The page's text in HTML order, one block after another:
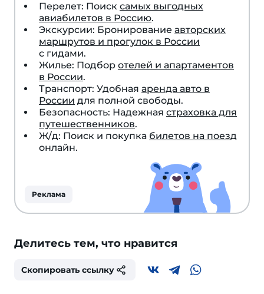
Перелет: Поиск самых выгодных
авиабилетов в Россию.
Экскурсии: Бронирование авторских
маршрутов и прогулок в России
с гидами.
Жилье: Подбор отелей и апартаментов
в России.
Транспорт: Удобная аренда авто в
России для полной свободы.
Безопасность: Надежная страховка для
путешественников.
Ж/д: Поиск и покупка билетов на поезд
онлайн.
Реклама
Делитесь тем, что нравится
Скопировать ссылку